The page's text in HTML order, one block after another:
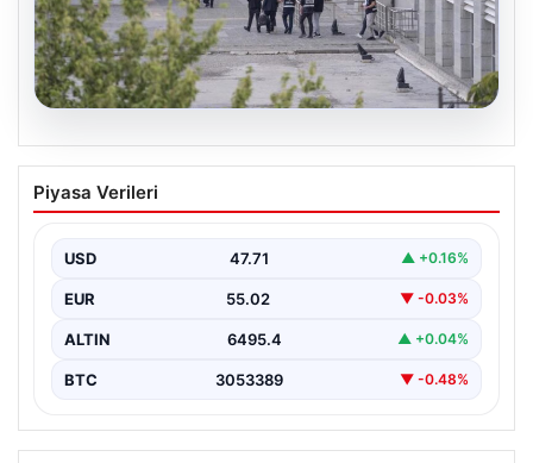
Etimesgut Belediyesi’nde Geniş
Kapsamlı Soruşturma: Başkan
Çıktı
Ankara'nın Etimesgut ilçesinde bulunan belediyeye
yönelik yürütülen kapsamlı soruşturma kapsamında
Piyasa Verileri
USD 47.71 ▲ +0.16%
EUR 55.02 ▼ -0.03%
ALTIN 6495.4 ▲ +0.04%
BTC 3053389 ▼ -0.48%